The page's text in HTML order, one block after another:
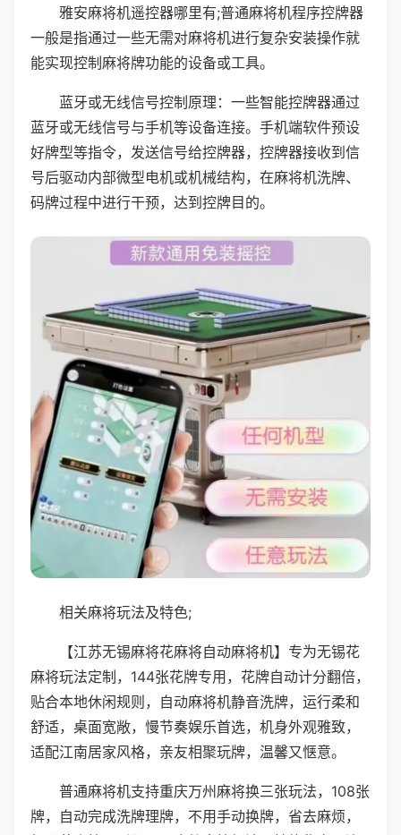
雅安麻将机遥控器哪里有;普通麻将机程序控牌器
一般是指通过一些无需对麻将机进行复杂安装操作就
能实现控制麻将牌功能的设备或工具。
蓝牙或无线信号控制原理：一些智能控牌器通过
蓝牙或无线信号与手机等设备连接。手机端软件预设
好牌型等指令，发送信号给控牌器，控牌器接收到信
号后驱动内部微型电机或机械结构，在麻将机洗牌、
码牌过程中进行干预，达到控牌目的。
相关麻将玩法及特色;
【江苏无锡麻将花麻将自动麻将机】专为无锡花
麻将玩法定制，144张花牌专用，花牌自动计分翻倍，
贴合本地休闲规则，自动麻将机静音洗牌，运行柔和
舒适，桌面宽敞，慢节奏娱乐首选，机身外观雅致，
适配江南居家风格，亲友相聚玩牌，温馨又惬意。
普通麻将机支持重庆万州麻将换三张玩法，108张
牌，自动完成洗牌理牌，不用手动换牌，省去麻烦，